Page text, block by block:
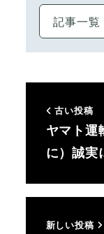
記事一覧
古い投稿
ヤマト運
に）誠
新しい投稿